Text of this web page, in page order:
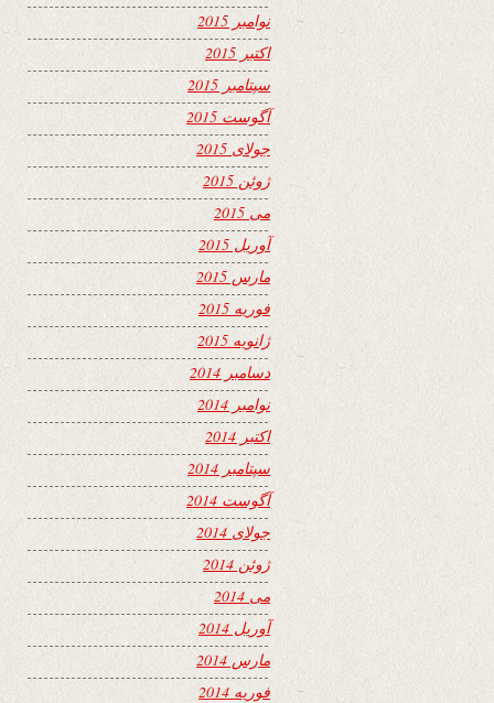
نوامبر 2015
اکتبر 2015
سپتامبر 2015
آگوست 2015
جولای 2015
ژوئن 2015
می 2015
آوریل 2015
مارس 2015
فوریه 2015
ژانویه 2015
دسامبر 2014
نوامبر 2014
اکتبر 2014
سپتامبر 2014
آگوست 2014
جولای 2014
ژوئن 2014
می 2014
آوریل 2014
مارس 2014
فوریه 2014